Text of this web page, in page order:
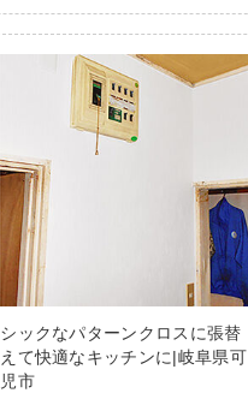
シックなパターンクロスに張替
えて快適なキッチンに|岐阜県可
児市